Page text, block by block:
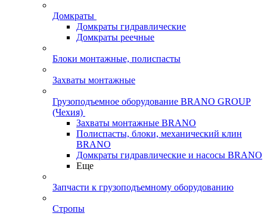
Домкраты
Домкраты гидравлические
Домкраты реечные
Блоки монтажные, полиспасты
Захваты монтажные
Грузоподъемное оборудование BRANO GROUP
(Чехия)
Захваты монтажные BRANO
Полиспасты, блоки, механический клин
BRANO
Домкраты гидравлические и насосы BRANO
Еще
Запчасти к грузоподъемному оборудованию
Стропы